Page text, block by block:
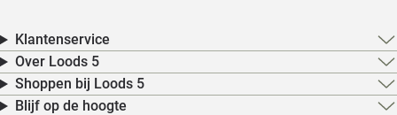
Klantenservice
Over Loods 5
Shoppen bij Loods 5
Blijf op de hoogte